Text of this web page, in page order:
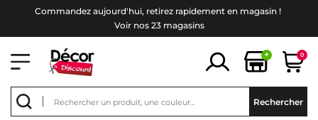
Commandez aujourd'hui, retirez rapidement en magasin !
Voir nos 23 magasins
+ 0
Rechercher